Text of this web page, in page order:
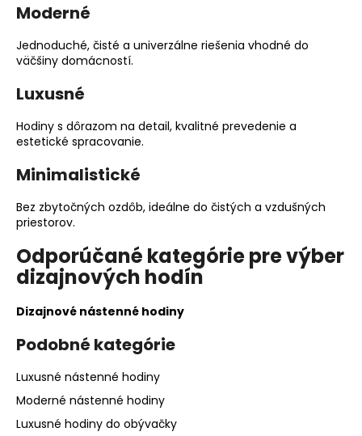
Moderné
Jednoduché, čisté a univerzálne riešenia vhodné do
väčšiny domácností.
Luxusné
Hodiny s dôrazom na detail, kvalitné prevedenie a
estetické spracovanie.
Minimalistické
Bez zbytočných ozdôb, ideálne do čistých a vzdušných
priestorov.
Odporúčané kategórie pre výber
dizajnových hodín
Dizajnové nástenné hodiny
Podobné kategórie
Luxusné nástenné hodiny
Moderné nástenné hodiny
Luxusné hodiny do obývačky